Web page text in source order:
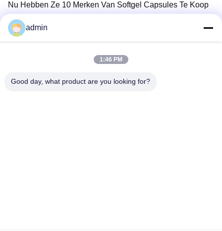
Nu Hebben Ze 10 Merken Van Softgel Capsules Te Koop
En Elk Jaar Werden 10 Miljoen Capsules Over De Hele
Wereld Verkocht.Het Heeft 4 Normale Standaard 10 Inch
Bereiding Systeem En 1500L Gelatine Smelting Systeem
admin
1:46 PM
Good day, what product are you looking for?